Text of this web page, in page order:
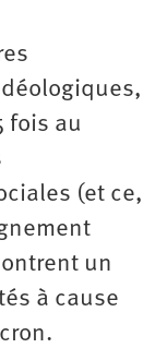
fois au
(et ce,
un
à cause